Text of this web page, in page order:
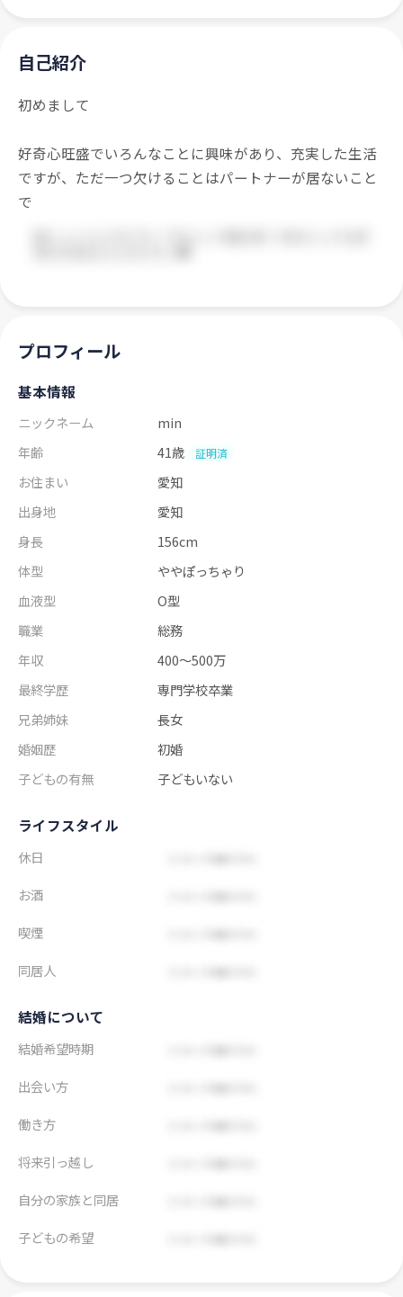
自己紹介
初めまして
好奇心旺盛でいろんなことに興味があり、充実した生活
ですが、ただ一つ欠けることはパートナーが居ないこと
で
プロフィール
基本情報
ニックネーム
min
年齢
41歳 証明済
お住まい
愛知
出身地
愛知
身長
156cm
体型
ややぽっちゃり
血液型
O型
職業
総務
年収
400～500万
最終学歴
専門学校卒業
兄弟姉妹
長女
婚姻歴
初婚
子どもの有無
子どもいない
ライフスタイル
休日
お酒
喫煙
同居人
結婚について
結婚希望時期
出会い方
働き方
将来引っ越し
自分の家族と同居
子どもの希望